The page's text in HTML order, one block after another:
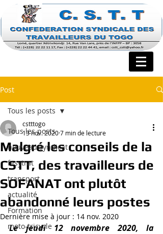
Post
Tous les posts
nouveau syndicat
fesytrat
transport
actualité
Formation
moto-tricycle
Tous les posts
Malgré les conseils de la
CSTT, des travailleurs de
SOFANAT ont plutôt
abandonné leurs postes
cstttogo
13 nov. 20207 min de lecture
Dernière mise à jour : 14 nov. 2020
Le jeudi 12 novembre 2020, la